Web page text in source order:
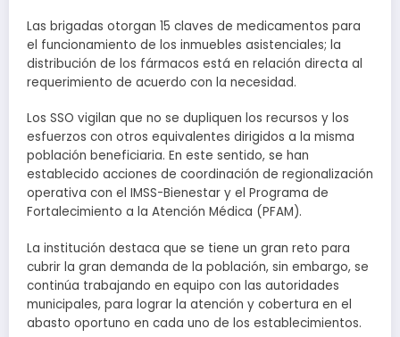
Las brigadas otorgan 15 claves de medicamentos para
el funcionamiento de los inmuebles asistenciales; la
distribución de los fármacos está en relación directa al
requerimiento de acuerdo con la necesidad.
Los SSO vigilan que no se dupliquen los recursos y los
esfuerzos con otros equivalentes dirigidos a la misma
población beneficiaria. En este sentido, se han
establecido acciones de coordinación de regionalización
operativa con el IMSS-Bienestar y el Programa de
Fortalecimiento a la Atención Médica (PFAM).
La institución destaca que se tiene un gran reto para
cubrir la gran demanda de la población, sin embargo, se
continúa trabajando en equipo con las autoridades
municipales, para lograr la atención y cobertura en el
abasto oportuno en cada uno de los establecimientos.